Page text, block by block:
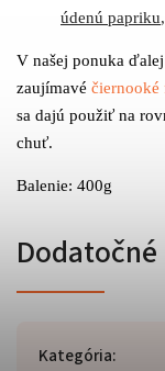
údenú papriku,
V našej ponuka
zaujímavé čiernooké
sa dajú použiť na
chuť.
Balenie: 400g
Kategória: